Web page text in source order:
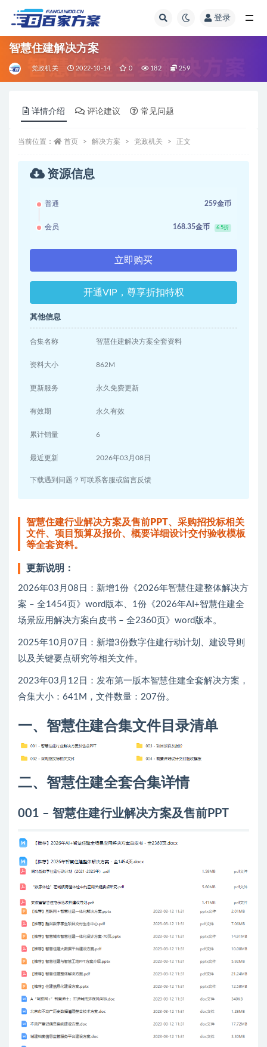
登录
智慧住建解决方案
党政机关 2022-10-14 0 182 259
详情介绍 评论建议 常见问题
当前位置： 首页 解决方案 党政机关 正文
资源信息
普通 259金币
会员 168.35金币 6.5折
立即购买
开通VIP，尊享折扣特权
其他信息
合集名称 智慧住建解决方案全套资料
资料大小 862M
更新服务 永久免费更新
有效期 永久有效
累计销量 6
最近更新 2026年03月08日
下载遇到问题？可联系客服或留言反馈
智慧住建行业解决方案及售前PPT、采购招投标相关
文件、项目预算及报价、概要详细设计交付验收模板
等全套资料。
更新说明：
2026年03月08日：新增1份《2026年智慧住建整体解决方
案 – 全1454页》word版本、1份《2026年AI+智慧住建全
场景应用解决方案白皮书 – 全2360页》word版本。
2025年10月07日：新增3份数字住建行动计划、建设导则
以及关键要点研究等相关文件。
2023年03月12日：发布第一版本智慧住建全套解决方案，
合集大小：641M，文件数量：207份。
一、智慧住建合集文件目录清单
二、智慧住建全套合集详情
001 – 智慧住建行业解决方案及售前PPT